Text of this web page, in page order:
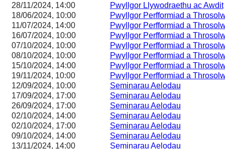
28/11/2024, 14:00 Pwyllgor Llywodraethu ac Awdit
18/06/2024, 10:00
Pwyllgor Perfformiad a
11/07/2024, 14:00
Pwyllgor Perfformiad a
16/07/2024, 10:00
Pwyllgor Perfformiad a
07/10/2024, 10:00
Pwyllgor Perfformiad a
08/10/2024, 10:00
Pwyllgor Perfformiad a
15/10/2024, 14:00
Pwyllgor Perfformiad a
19/11/2024, 10:00
Pwyllgor Perfformiad a
12/09/2024, 10:00
Seminarau Aelodau
17/09/2024, 17:00 Seminarau Aelodau
26/09/2024, 17:00 Seminarau Aelodau
02/10/2024, 14:00 Seminarau Aelodau
02/10/2024, 17:00 Seminarau Aelodau
09/10/2024, 14:00 Seminarau Aelodau
13/11/2024, 14:00 Seminarau Aelodau